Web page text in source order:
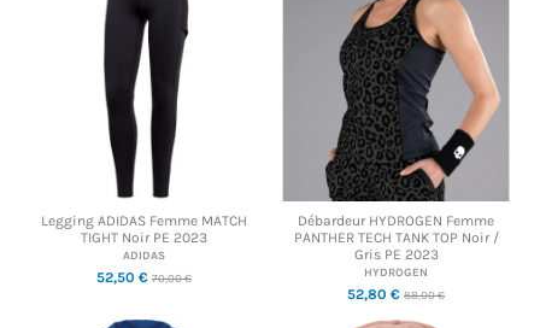
Legging ADIDAS Femme MATCH
TIGHT Noir PE 2023
ADIDAS
52,50 € 70,00 €
Débardeur HYDROGEN Femme
PANTHER TECH TANK TOP Noir /
Gris PE 2023
HYDROGEN
52,80 € 88,00 €